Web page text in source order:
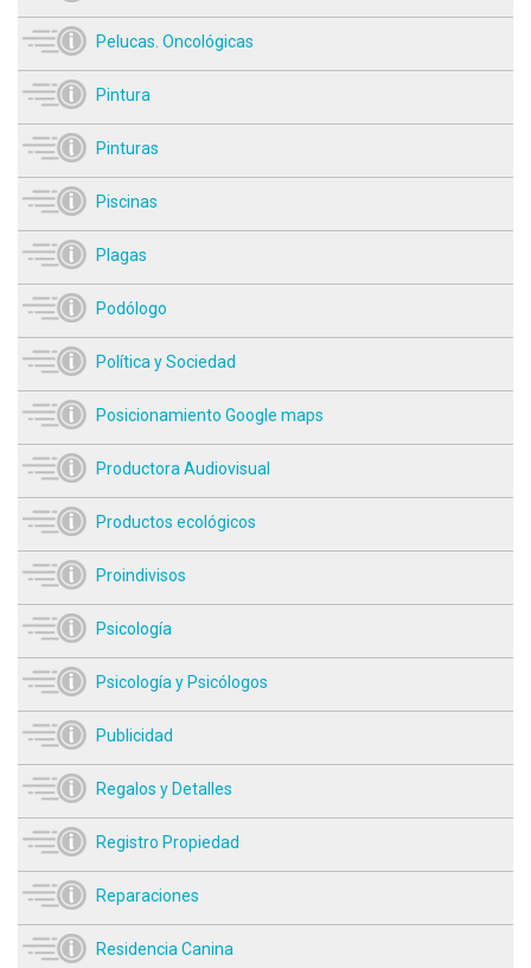
Pelucas. Oncológicas
Pintura
Pinturas
Piscinas
Plagas
Podólogo
Política y Sociedad
Posicionamiento Google maps
Productora Audiovisual
Productos ecológicos
Proindivisos
Psicología
Psicología y Psicólogos
Publicidad
Regalos y Detalles
Registro Propiedad
Reparaciones
Residencia Canina